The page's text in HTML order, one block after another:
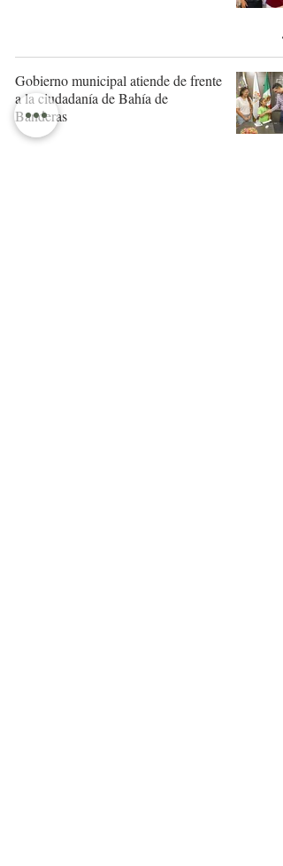
Gobierno municipal atiende de frente
a la ciudadanía de Bahía de
Banderas